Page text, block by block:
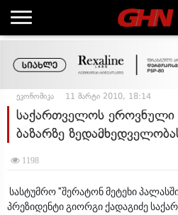
ეკონომიკა 11 მარტი 2010, 18:14
საქართველოს ეროვნული
ბაზარზე
1198
სასტუმრო "შერატონ მეტეხი
პრეზიდენტი გიორგი ქადაგიძე